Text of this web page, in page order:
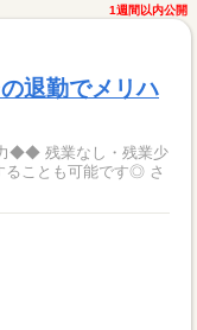
1週間以内公開
退勤でメリハ
残業少
ることも可能です◎ さ